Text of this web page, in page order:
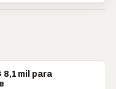
8,1 mil para